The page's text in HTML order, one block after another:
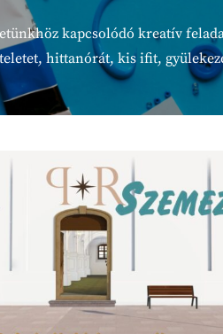
kapcsolódó kreatív
hittanórát, kis ifit,